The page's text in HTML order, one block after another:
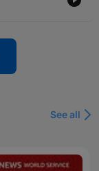
See all